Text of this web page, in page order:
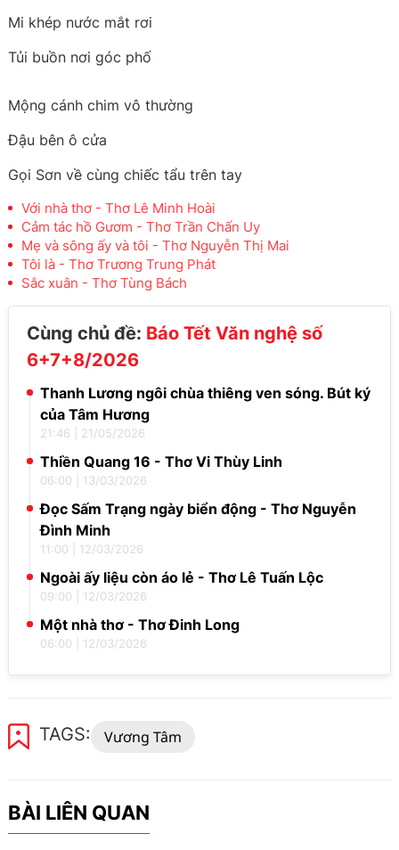
Mi khép nước mắt rơi
Tủi buồn nơi góc phố
Mộng cánh chim vô thường
Đậu bên ô cửa
Gọi Sơn về cùng chiếc tẩu trên tay
Với nhà thơ - Thơ Lê Minh Hoài
Cảm tác hồ Gươm - Thơ Trần Chấn Uy
Mẹ và sông ấy và tôi - Thơ Nguyễn Thị Mai
Tôi là - Thơ Trương Trung Phát
Sắc xuân - Thơ Tùng Bách
Cùng chủ đề: Báo Tết Văn nghệ số
6+7+8/2026
Thanh Lương ngôi chùa thiêng ven sóng. Bút ký
của Tâm Hương
21:46 21/05/2026
Thiền Quang 16 - Thơ Vi Thùy Linh
06:00 13/03/2026
Đọc Sấm Trạng ngày biển động - Thơ Nguyễn
Đình Minh
11:00 12/03/2026
Ngoài ấy liệu còn áo lẻ - Thơ Lê Tuấn Lộc
09:00 12/03/2026
Một nhà thơ - Thơ Đinh Long
06:00 12/03/2026
TAGS: Vương Tâm
BÀI LIÊN QUAN